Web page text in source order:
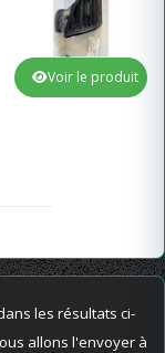
Voir le produit
les résultats ci-
allons l'envoyer à